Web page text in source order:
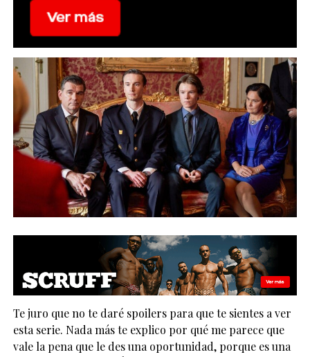
Te juro que no te daré spoilers para que te sientes a ver
esta serie. Nada más te explico por qué me parece que
vale la pena que le des una oportunidad, porque es una